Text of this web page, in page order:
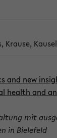
Krause,
and new
health and
mit
in Bielefeld